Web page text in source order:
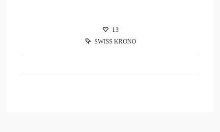
13
SWISS KRONO